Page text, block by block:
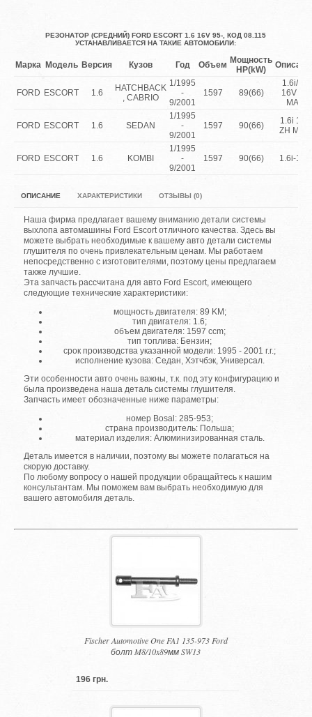
РЕЗОНАТОР (СРЕДНИЙ) FORD ESCORT 1.6 16V 95-, КОД 08.115
УСТАНАВЛИВАЕТСЯ НА ТАКИЕ АВТОМОБИЛИ:
Марка Модель Версия Кузов Год Объем Мощность
HP(kW)
FORD ESCORT 1.6
HATCHBACK
, CABRIO
1/1995
-
9/2001
1597 89(66)
1.6i/GT
16V ZH
MAN
FORD ESCORT 1.6 SEDAN
1/1995
-
9/2001
1597 90(66)
1.6i 16V
ZH MAN
FORD ESCORT 1.6 KOMBI
1/1995
-
9/2001
1597 90(66) 1.6i-16V
ОПИСАНИЕ ХАРАКТЕРИСТИКИ ОТЗЫВЫ (0)
Наша фирма предлагает вашему вниманию детали системы
выхлопа автомашины Ford Escort отличного качества. Здесь вы
можете выбрать необходимые к вашему авто детали системы
глушителя по очень привлекательным ценам. Мы работаем
непосредственно с изготовителями, поэтому цены предлагаем
также лучшие.
Эта запчасть рассчитана для авто Ford Escort, имеющего
следующие технические характеристики:
мощность двигателя: 89 KM;
тип двигателя: 1.6;
объем двигателя: 1597 ccm;
тип топлива: Бензин;
срок производства указанной модели: 1995 - 2001 г.г.;
исполнение кузова: Седан, Хэтчбэк, Универсал.
Эти особенности авто очень важны, т.к. под эту конфигурацию и
была произведена наша деталь системы глушителя.
Запчасть имеет обозначенные ниже параметры:
номер Bosal: 285-953;
страна производитель: Польша;
материал изделия: Алюминизированная сталь.
Деталь имеется в наличии, поэтому вы можете полагаться на
скорую доставку.
По любому вопросу о нашей продукции обращайтесь к нашим
консультантам. Мы поможем вам выбрать необходимую для
вашего автомобиля деталь.
Fischer Automotive One FA1 135-973 Ford
болт M8/10x89мм SW13
196 грн.